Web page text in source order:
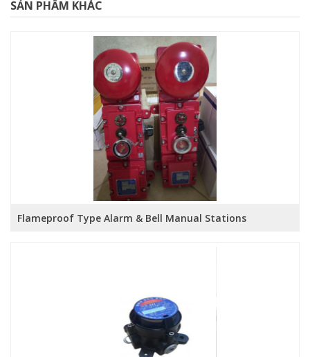
SẢN PHẨM KHÁC
Flameproof Type Alarm & Bell Manual Stations